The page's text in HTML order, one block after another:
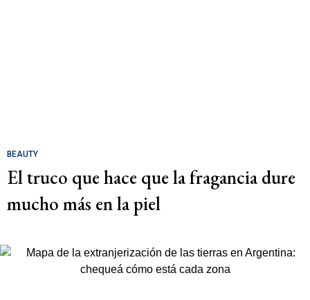
BEAUTY
El truco que hace que la fragancia dure
mucho más en la piel